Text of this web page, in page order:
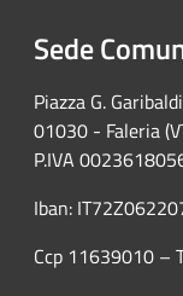
Sede
Piazza G.
01030 - Faleria
P.IVA
Iban:
Ccp 11639010 –